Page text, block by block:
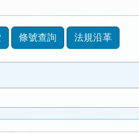
條號查詢 法規沿革